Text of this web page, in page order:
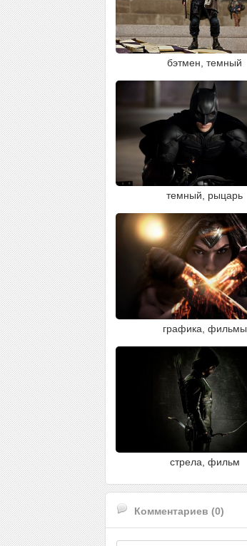
бэтмен, темный
темный, рыцарь
графика, фильмы
стрела, фильм
Комментариев (0)